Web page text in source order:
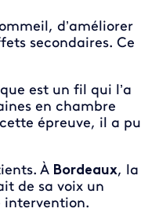
d’améliorer
secondaires. Ce
est un fil qui l’a
en chambre
épreuve, il a pu
À Bordeaux, la
de sa voix un
intervention.